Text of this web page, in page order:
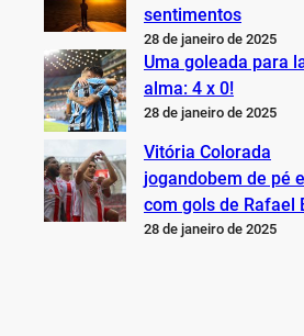
sentimentos
28 de janeiro de 2025
Uma goleada para
alma: 4 x 0!
28 de janeiro de 2025
Vitória Colorada
jogandobem de pé
com gols de Rafael
28 de janeiro de 2025